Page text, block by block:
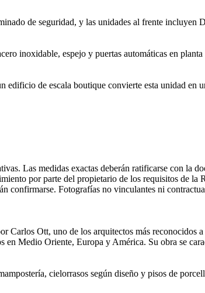
de seguridad, y las unidades al frente incluyen
inoxidable, espejo y puertas automáticas en
edificio de escala boutique convierte esta unidad
Las medidas exactas deberán ratificarse con la
por parte del propietario de los requisitos de
confirmarse. Fotografías no vinculantes ni
Ott, uno de los arquitectos más reconocidos
Medio Oriente, Europa y América. Su obra se
cielorrasos según diseño y pisos de